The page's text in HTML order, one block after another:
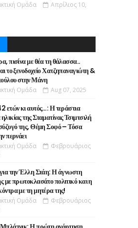
Ομάδα
Απρίλιος 10,
πισίνα με θέα τη θάλασσα..
το ξενοδοχείο Χατζηπαναγιώτη &
στην Μάνη
Ομάδα Aug 07, 2025
ετών κι αυτός…: Η τεράστια
της Σταματίνας Τσιμτσιλή
της, Θέμη Σοφό – Τόσα
περνάει
Ομάδα
Φεβρουάριος
την Έλλη Στάη: Η άγνωστη
με πρωτοκλασάτο πολιτικό και η
με τη μητέρα της!
Ομάδα
Φεβρουάριος